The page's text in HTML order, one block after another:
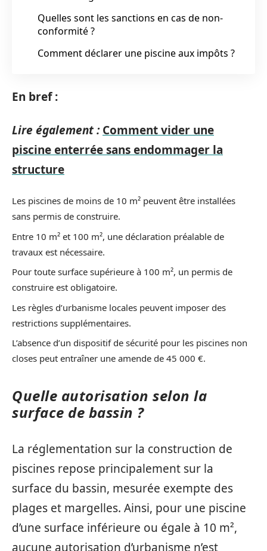
Quelles sont les sanctions en cas de non-
conformité ?
Comment déclarer une piscine aux impôts ?
En bref :
Lire également : Comment vider une
piscine enterrée sans endommager la
structure
Les piscines de moins de 10 m² peuvent être installées
sans permis de construire.
Entre 10 m² et 100 m², une déclaration préalable de
travaux est nécessaire.
Pour toute surface supérieure à 100 m², un permis de
construire est obligatoire.
Les règles d’urbanisme locales peuvent imposer des
restrictions supplémentaires.
L’absence d’un dispositif de sécurité pour les piscines non
closes peut entraîner une amende de 45 000 €.
Quelle autorisation selon la
surface de bassin ?
La réglementation sur la construction de
piscines repose principalement sur la
surface du bassin, mesurée exempte des
plages et margelles. Ainsi, pour une piscine
d’une surface inférieure ou égale à 10 m²,
aucune autorisation d’urbanisme n’est